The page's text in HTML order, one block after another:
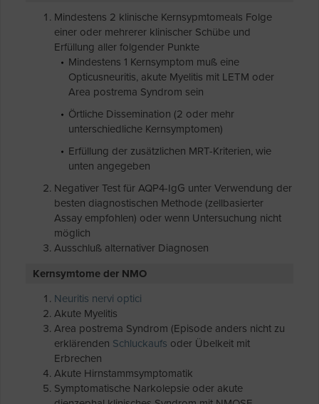
Mindestens 2 klinische Kernsypmtomeals Folge
einer oder mehrerer klinischer Schübe und
Erfüllung aller folgender Punkte
Mindestens 1 Kernsymptom muß eine
Opticusneuritis, akute Myelitis mit LETM oder
Area postrema Syndrom sein
Örtliche Dissemination (2 oder mehr
unterschiedliche Kernsymptomen)
Erfüllung der zusätzlichen MRT-Kriterien, wie
unten angegeben
Negativer Test für AQP4-IgG unter Verwendung der
besten diagnostischen Methode (zellbasierter
Assay empfohlen) oder wenn Untersuchung nicht
möglich
Ausschluß alternativer Diagnosen
Kernsymtome der NMO
Neuritis nervi optici
Akute Myelitis
Area postrema Syndrom (Episode anders nicht zu
erklärenden Schluckaufs oder Übelkeit mit
Erbrechen
Akute Hirnstammsymptomatik
Symptomatische Narkolepsie oder akute